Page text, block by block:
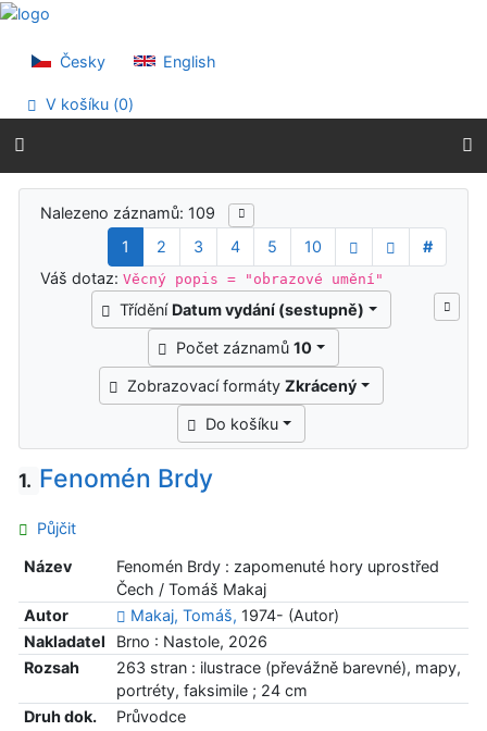
Přejít na obsah
Prohlášení o webové přístupnosti
Česky English
V košíku (0)
Výsledky vyhledávání
Nalezeno záznamů: 109
1
2 3 4 5 10
#
Váš dotaz:Věcný popis = "obrazové umění"
Třídění Datum vydání (sestupně)
Počet záznamů 10
Zobrazovací formáty Zkrácený
Do košíku
1. Fenomén Brdy
Půjčit
Název
Fenomén Brdy : zapomenuté hory uprostřed
Čech / Tomáš Makaj
Autor
Makaj, Tomáš, 1974- (Autor)
Nakladatel
Brno : Nastole, 2026
Rozsah
263 stran : ilustrace (převážně barevné), mapy,
portréty, faksimile ; 24 cm
Druh dok.
Průvodce